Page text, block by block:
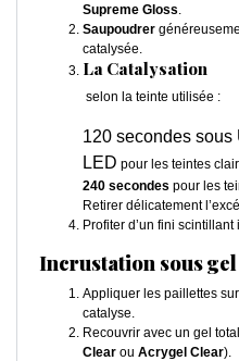
Supreme Gloss.
Saupoudrer
catalysée.
La Catalysation
selon la teinte utilisée :
120 secondes
LED pour les teintes
240 secondes pour les
Retirer délicatement
Profiter d’un fini
Incrustation sous gel
Appliquer les paillettes
catalyse.
Recouvrir avec un gel
Clear ou Acrygel Clear).